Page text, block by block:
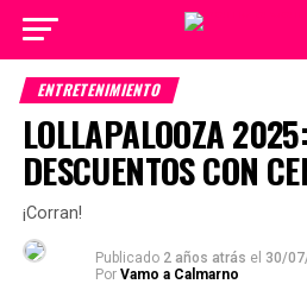
ENTRETENIMIENTO
LOLLAPALOOZA
DESCUENTOS CON
¡Corran!
Publicado 2 años atrás el 30/
Por Vamo a Calmarno